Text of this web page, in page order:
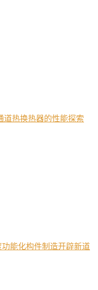
道热换热器的性能探索
能化构件制造开辟新道